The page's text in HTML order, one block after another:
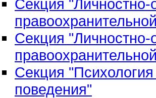
Секция "Личностно-
Секция "Личностно-
Секция
поведения"